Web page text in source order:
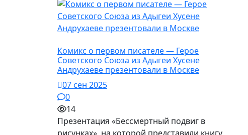
Комикс о первом писателе — Герое
Советского Союза из Адыгеи Хусене
Андрухаеве презентовали в Москве
07 сен 2025
0
14
Презентация «Бессмертный подвиг в